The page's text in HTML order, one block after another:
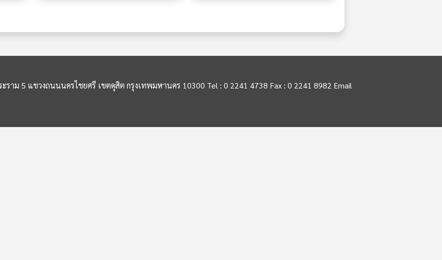
ราม 5 แขวงถนนนครไชยศรี เขตดุสิต กรุงเทพมหานคร 10300 Tel : 0 2241 4738 Fax : 0 2241 8982 Email